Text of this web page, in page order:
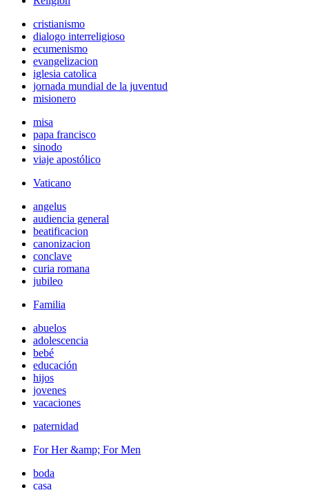
cristianismo
dialogo interreligioso
ecumenismo
evangelizacion
iglesia catolica
jornada mundial de la juventud
misionero
misa
papa francisco
sinodo
viaje apostólico
Vaticano
angelus
audiencia general
beatificacion
canonizacion
conclave
curia romana
jubileo
Familia
abuelos
adolescencia
bebé
educación
hijos
jovenes
vacaciones
paternidad
For Her &amp; For Men
boda
casa